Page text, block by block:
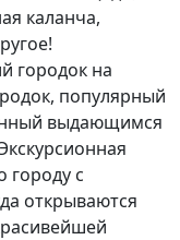
каланча,
городок на
популярный
выдающимся
городу с
открываются